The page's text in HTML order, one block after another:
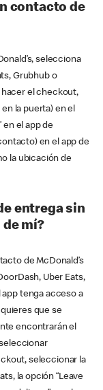
contacto de
selecciona
Grubhub o
el checkout,
la puerta) en el
en el app de
en el app de
la ubicación de
entrega sin
mí?
de McDonald’s
Uber Eats,
tenga acceso a
que se
encontrarán el
seleccionar la
la opción “Leave